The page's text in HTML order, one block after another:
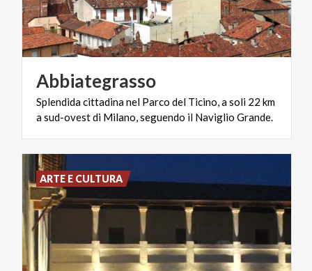
Abbiategrasso
Splendidacittadinanel Parco del Ticino,asoli 22 km
asud-ovestdi Milano,seguendo il Naviglio Grande.
ARTE E CULTURA